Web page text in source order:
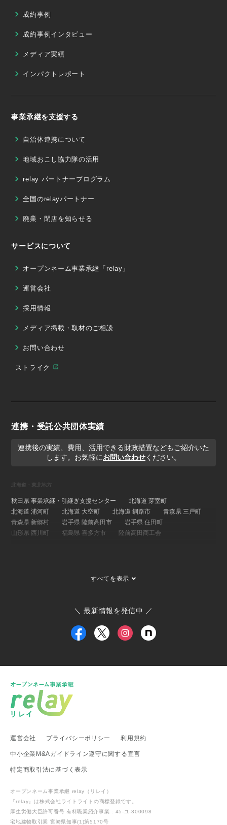
成約事例
成約事例インタビュー
メディア実績
インパクトレポート
事業承継を支援する
自治体連携について
地域おこし協力隊の活用
relay パートナープログラム
全国のrelayパートナー
廃業・閉店を知らせる
サービスについて
オープンネーム事業承継「relay」
運営会社
採用情報
メディア掲載・取材のご相談
お問い合わせ
ストライク
連携・受託公共団体実績
連携後の実績、費用、活用できる財政措置などもご紹介いた
します。お気軽にお問い合わせください。
すべてを表示
北海道・東北地方
秋田県 事業承継・引継ぎ支援センター
北海道 芽室町
北海道 浦河町
北海道 大空町 北海道 釧路市
青森県 三戸町
青森県 新郷村
岩手県 陸前高田市
岩手県 住田町
山形県 西川町
福島県 喜多方市 陸前高田商工会
茨城県 稲敷市 群馬県 桐生市
小田原箱根商工会議所
福井県 事業承継・引継ぎ支援センター
富山県
新潟県 南魚沼市
新潟県 糸魚川市
新潟県 出雲崎町
新潟県 関川村
愛知県 事業承継・引継ぎ支援センター
岐阜県 高山市
滋賀県 事業承継・引継ぎ支援センター
滋賀県 日野町
滋賀県 多賀町
＼ 最新情報を発信中 ／
運営会社 プライバシーポリシー 利用規約
中小企業M&Aガイドライン遵守に関する宣言
特定商取引法に基づく表示
オープンネーム事業承継 relay（リレイ）
『relay』は株式会社ライトライトの商標登録です。
厚生労働大臣許可番号 有料職業紹介事業 : 45-ユ-300098
宅地建物取引業 宮崎県知事(1)第5170号